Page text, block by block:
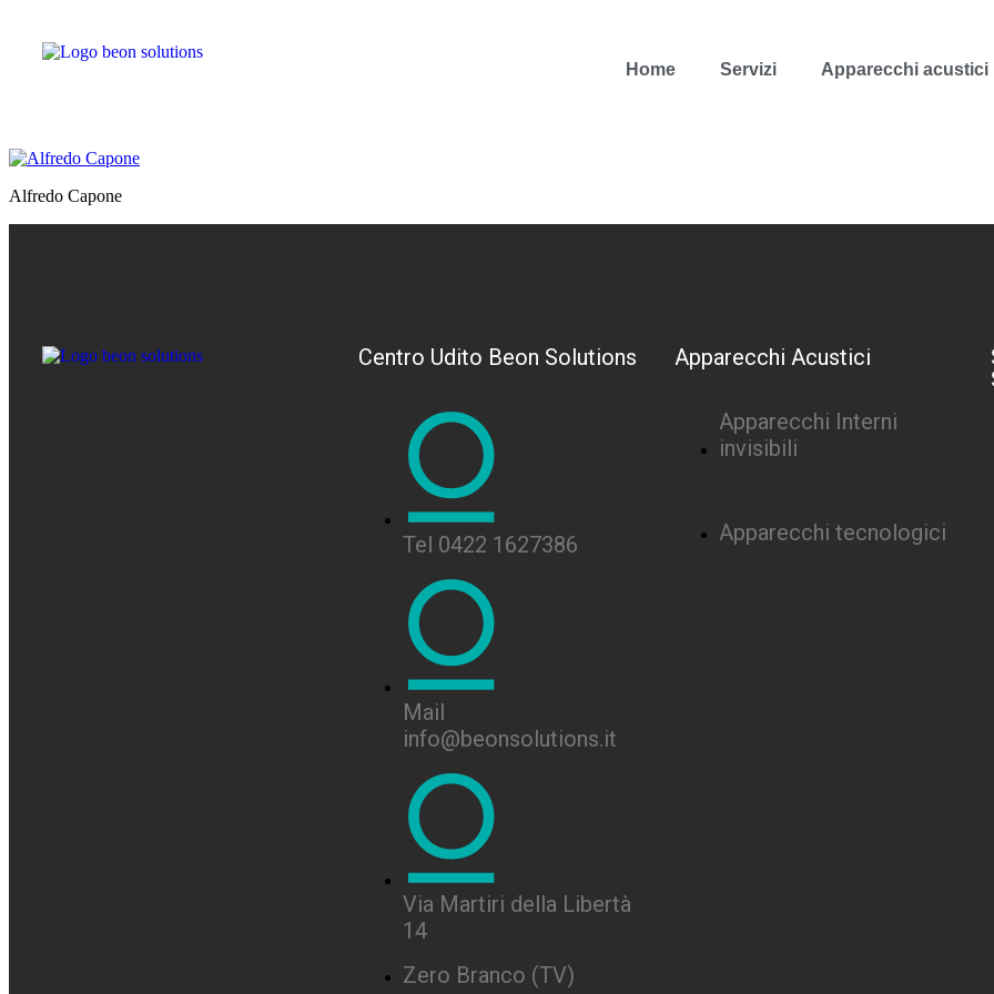
Home Servizi Apparecchi acustici
Alfredo Capone
Centro Udito Beon Solutions
Tel 0422 1627386
Mail
info@beonsolutions.it
Via Martiri della Libertà
14
Zero Branco (TV)
Apparecchi Acustici
Apparecchi Interni
invisibili
Apparecchi tecnologici